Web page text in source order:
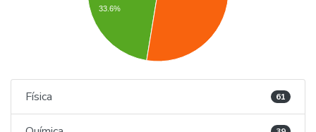
33.6%
Física 61